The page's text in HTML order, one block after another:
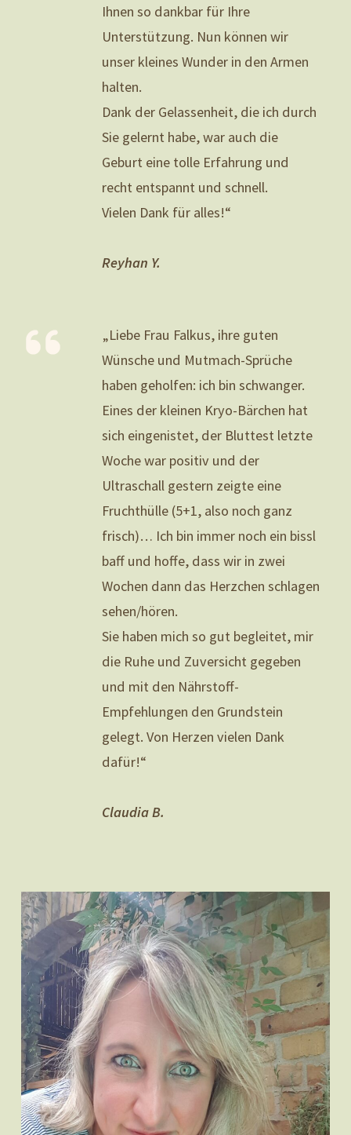
Ihnen so dankbar für Ihre
Unterstützung. Nun können wir
unser kleines Wunder in den Armen
halten.
Dank der Gelassenheit, die ich durch
Sie gelernt habe, war auch die
Geburt eine tolle Erfahrung und
recht entspannt und schnell.
Vielen Dank für alles!“
Reyhan Y.
„Liebe Frau Falkus, ihre guten
Wünsche und Mutmach-Sprüche
haben geholfen: ich bin schwanger.
Eines der kleinen Kryo-Bärchen hat
sich eingenistet, der Bluttest letzte
Woche war positiv und der
Ultraschall gestern zeigte eine
Fruchthülle (5+1, also noch ganz
frisch)… Ich bin immer noch ein bissl
baff und hoffe, dass wir in zwei
Wochen dann das Herzchen schlagen
sehen/hören.
Sie haben mich so gut begleitet, mir
die Ruhe und Zuversicht gegeben
und mit den Nährstoff-
Empfehlungen den Grundstein
gelegt. Von Herzen vielen Dank
dafür!“
Claudia B.